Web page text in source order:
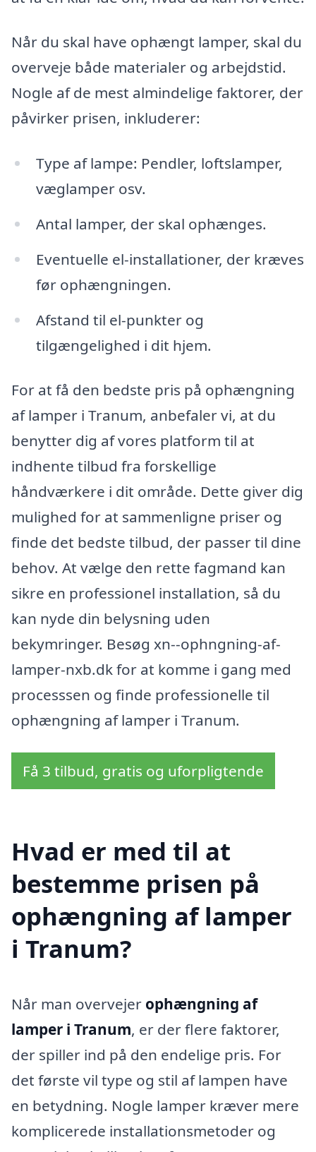
Når du skal have ophængt lamper, skal du
overveje både materialer og arbejdstid.
Nogle af de mest almindelige faktorer, der
påvirker prisen, inkluderer:
Type af lampe: Pendler, loftslamper,
væglamper osv.
Antal lamper, der skal ophænges.
Eventuelle el-installationer, der kræves
før ophængningen.
Afstand til el-punkter og
tilgængelighed i dit hjem.
For at få den bedste pris på ophængning
af lamper i Tranum, anbefaler vi, at du
benytter dig af vores platform til at
indhente tilbud fra forskellige
håndværkere i dit område. Dette giver dig
mulighed for at sammenligne priser og
finde det bedste tilbud, der passer til dine
behov. At vælge den rette fagmand kan
sikre en professionel installation, så du
kan nyde din belysning uden
bekymringer. Besøg xn--ophngning-af-
lamper-nxb.dk for at komme i gang med
processsen og finde professionelle til
ophængning af lamper i Tranum.
Få 3 tilbud, gratis og uforpligtende
Hvad er med til at
bestemme prisen på
ophængning af lamper
i Tranum?
Når man overvejer ophængning af
lamper i Tranum, er der flere faktorer,
der spiller ind på den endelige pris. For
det første vil type og stil af lampen have
en betydning. Nogle lamper kræver mere
komplicerede installationsmetoder og